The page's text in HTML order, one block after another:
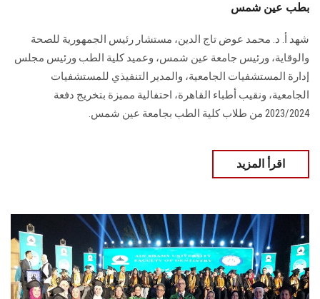
بطب عين شمس
شهد أ. د. محمد عوض تاج الدين، مستشار رئيس الجمهورية للصحة
والوقاية، ورئيس جامعة عين شمس، وعميد كلية الطب ورئيس مجلس
إدارة المستشفيات الجامعية، والمدير التنفيذي للمستشفيات
الجامعية، ونقيب أطباء القاهرة، احتفالية مميزة بتخريج دفعة
2023/2024 من طلاب كلية الطب بجامعة عين شمس.
اقرأ المزيد